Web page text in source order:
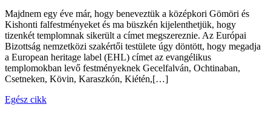
Majdnem egy éve már, hogy beneveztük a középkori Gömöri és
Kishonti falfestményeket és ma büszkén kijelenthetjük, hogy
tizenkét templomnak sikerült a címet megszereznie. Az Európai
Bizottság nemzetközi szakértői testülete úgy döntött, hogy megadja
a European heritage label (EHL) címet az evangélikus
templomokban levő festményeknek Gecelfalván, Ochtinaban,
Csetneken, Kövin, Karaszkón, Kiétén,[…]
Egész cikk